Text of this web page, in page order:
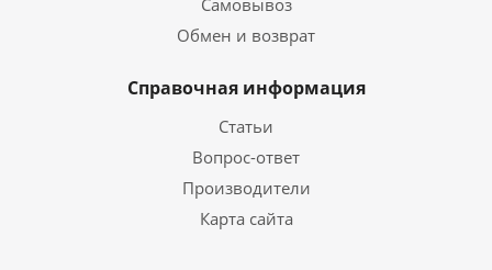
Самовывоз
Обмен и возврат
Справочная информация
Статьи
Вопрос-ответ
Производители
Карта сайта